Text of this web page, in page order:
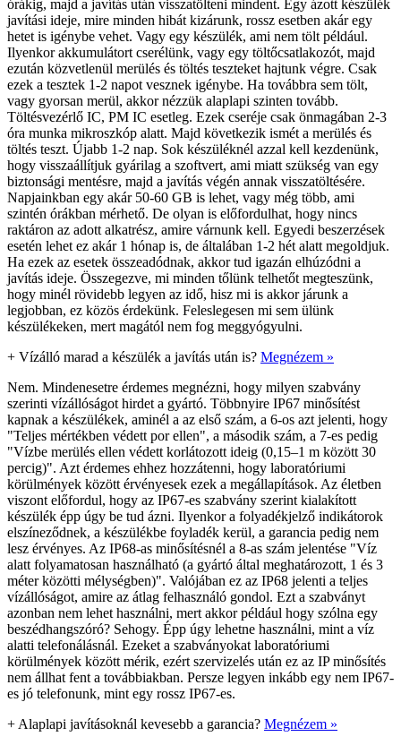
órákig, majd a javítás után visszatölteni mindent. Egy ázott készülék
javítási ideje, mire minden hibát kizárunk, rossz esetben akár egy
hetet is igénybe vehet. Vagy egy készülék, ami nem tölt például.
Ilyenkor akkumulátort cserélünk, vagy egy töltőcsatlakozót, majd
ezután közvetlenül merülés és töltés teszteket hajtunk végre. Csak
ezek a tesztek 1-2 napot vesznek igénybe. Ha továbbra sem tölt,
vagy gyorsan merül, akkor nézzük alaplapi szinten tovább.
Töltésvezérlő IC, PM IC esetleg. Ezek cseréje csak önmagában 2-3
óra munka mikroszkóp alatt. Majd következik ismét a merülés és
töltés teszt. Újabb 1-2 nap. Sok készüléknél azzal kell kezdenünk,
hogy visszaállítjuk gyárilag a szoftvert, ami miatt szükség van egy
biztonsági mentésre, majd a javítás végén annak visszatöltésére.
Napjainkban egy akár 50-60 GB is lehet, vagy még több, ami
szintén órákban mérhető. De olyan is előfordulhat, hogy nincs
raktáron az adott alkatrész, amire várnunk kell. Egyedi beszerzések
esetén lehet ez akár 1 hónap is, de általában 1-2 hét alatt megoldjuk.
Ha ezek az esetek összeadódnak, akkor tud igazán elhúzódni a
javítás ideje. Összegezve, mi minden tőlünk telhetőt megteszünk,
hogy minél rövidebb legyen az idő, hisz mi is akkor járunk a
legjobban, ez közös érdekünk. Feleslegesen mi sem ülünk
készülékeken, mert magától nem fog meggyógyulni.
+ Vízálló marad a készülék a javítás után is? Megnézem »
Nem. Mindenesetre érdemes megnézni, hogy milyen szabvány
szerinti vízállóságot hirdet a gyártó. Többnyire IP67 minősítést
kapnak a készülékek, aminél a az első szám, a 6-os azt jelenti, hogy
"Teljes mértékben védett por ellen", a második szám, a 7-es pedig
"Vízbe merülés ellen védett korlátozott ideig (0,15–1 m között 30
percig)". Azt érdemes ehhez hozzátenni, hogy laboratóriumi
körülmények között érvényesek ezek a megállapítások. Az életben
viszont előfordul, hogy az IP67-es szabvány szerint kialakított
készülék épp úgy be tud ázni. Ilyenkor a folyadékjelző indikátorok
elszíneződnek, a készülékbe foyladék kerül, a garancia pedig nem
lesz érvényes. Az IP68-as minősítésnél a 8-as szám jelentése "Víz
alatt folyamatosan használható (a gyártó által meghatározott, 1 és 3
méter közötti mélységben)". Valójában ez az IP68 jelenti a teljes
vízállóságot, amire az átlag felhasználó gondol. Ezt a szabványt
azonban nem lehet használni, mert akkor például hogy szólna egy
beszédhangszóró? Sehogy. Épp úgy lehetne használni, mint a víz
alatti telefonálásnál. Ezeket a szabványokat laboratóriumi
körülmények között mérik, ezért szervizelés után ez az IP minősítés
nem állhat fent a továbbiakban. Persze legyen inkább egy nem IP67-
es jó telefonunk, mint egy rossz IP67-es.
+ Alaplapi javításoknál kevesebb a garancia? Megnézem »